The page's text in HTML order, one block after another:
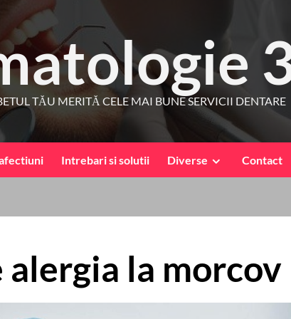
TĂU MERITĂ CELE MAI BUNE SERVICII DENTARE
Intrebari si solutii Diverse Contact
la morcov